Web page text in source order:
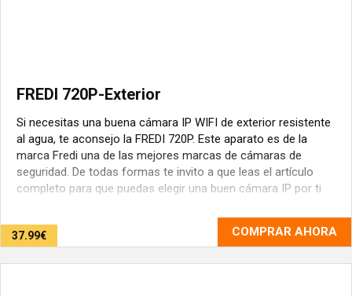
FREDI 720P-Exterior
Si necesitas una buena cámara IP WIFI de exterior resistente
al agua, te aconsejo la FREDI 720P. Este aparato es de la
marca Fredi una de las mejores marcas de cámaras de
seguridad. De todas formas te invito a que leas el artículo
completo para que puedas elegir una buen cámara IP por ti
37.99€ COMPRAR AHORA